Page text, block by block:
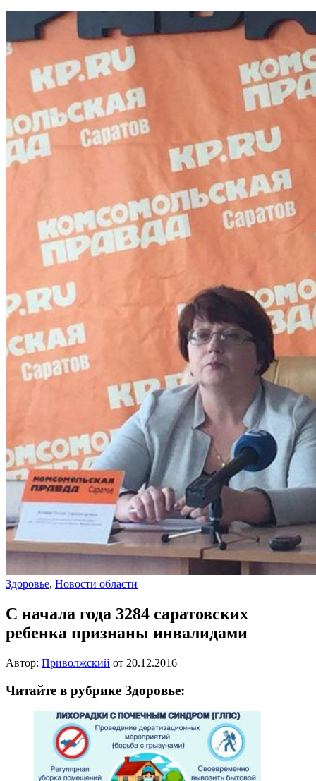
Здоровье, Новости области
С начала года 3284 саратовских
ребенка признаны инвалидами
Автор: Приволжский от 20.12.2016
Читайте в рубрике Здоровье: